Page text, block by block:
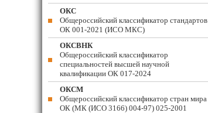
ОКС
Общероссийский классификатор стандартов
ОК 001-2021 (ИСО МКС)
ОКСВНК
Общероссийский классификатор
специальностей высшей научной
квалификации ОК 017-2024
ОКСМ
Общероссийский классификатор стран мира
ОК (МК (ИСО 3166) 004-97) 025-2001